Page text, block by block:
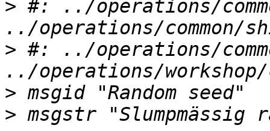
> #: ../operations/
> #: ../operations/
>
>